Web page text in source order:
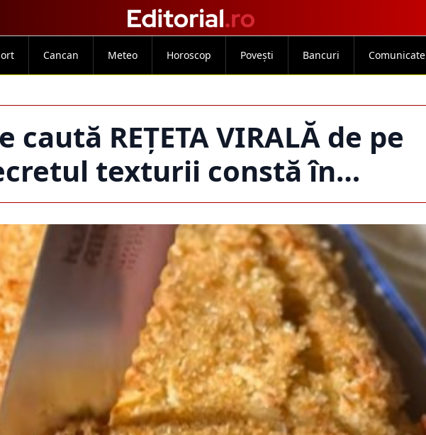
Cancan Meteo Horoscop Povești Bancuri Comunicate
REȚETA VIRALĂ de pe
texturii constă în…